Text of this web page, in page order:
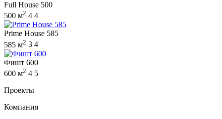
Full House 500
500 м2 4 4
Prime House 585
585 м2 3 4
Фишт 600
600 м2 4 5
Проекты
Компания